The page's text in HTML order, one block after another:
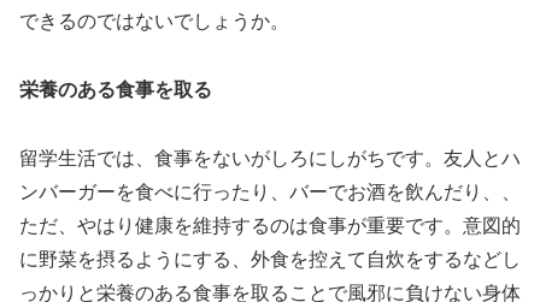
できるのではないでしょうか。
栄養のある食事を取る
留学生活では、食事をないがしろにしがちです。友人とハ
ンバーガーを食べに行ったり、バーでお酒を飲んだり、、
ただ、やはり健康を維持するのは食事が重要です。意図的
に野菜を摂るようにする、外食を控えて自炊をするなどし
っかりと栄養のある食事を取ることで風邪に負けない身体